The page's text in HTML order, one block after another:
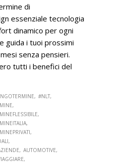
di
essenziale tecnologia
dinamico per ogni
guida i tuoi prossimi
senza pensieri.
tutti i benefici del
#NLT
AUTOMOTIVE